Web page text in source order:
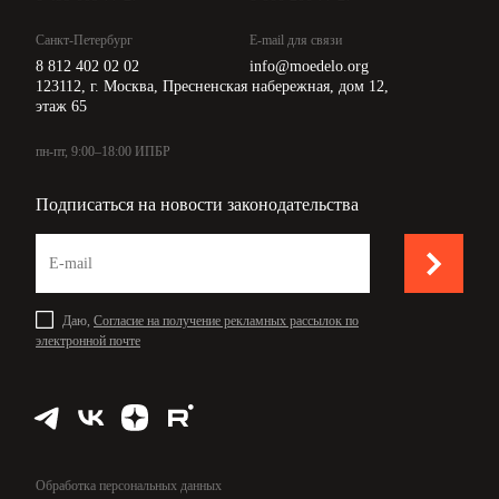
Санкт-Петербург
8 812 402 02 02
E-mail для связи
info@moedelo.org
123112, г. Москва, Пресненская набережная, дом 12,
этаж 65
пн-пт, 9:00–18:00 ИПБР
Подписаться на новости законодательства
Даю, Согласие на получение рекламных рассылок по
электронной почте
Обработка персональных данных